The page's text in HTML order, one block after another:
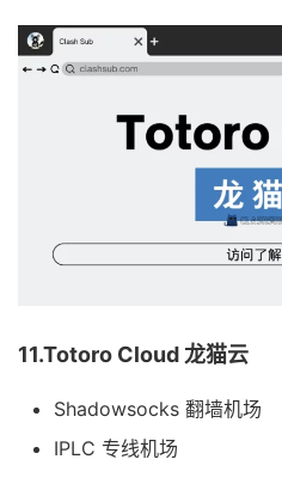
11.Totoro Cloud 龙猫云
Shadowsocks 翻墙机场
IPLC 专线机场